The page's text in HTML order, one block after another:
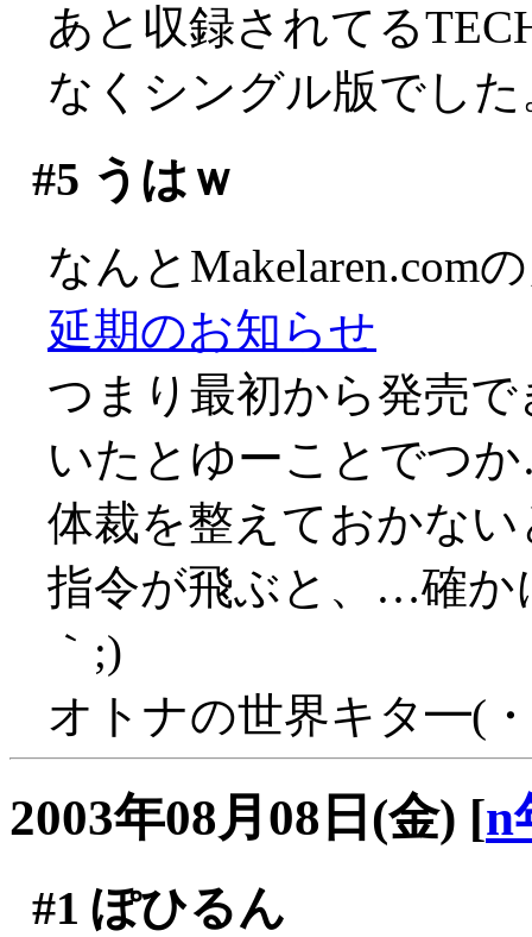
あと収録されてる
なくシングル版でし
#5 うはｗ
なんとMakelaren.com
延期のお知らせ
つまり最初から発売
いたとゆーことでつ
体裁を整えておかな
指令が飛ぶと、…確か
｀;)
オトナの世界キタ━(
2003年08月08日(金) [n
#1 ぽひるん